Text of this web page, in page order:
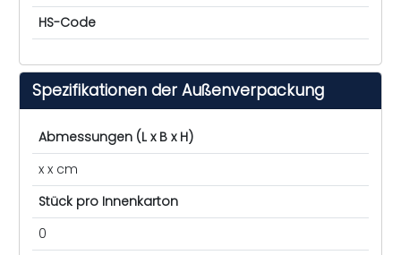
HS-Code
Spezifikationen der Außenverpackung
Abmessungen (L x B x H)
x x cm
Stück pro Innenkarton
0